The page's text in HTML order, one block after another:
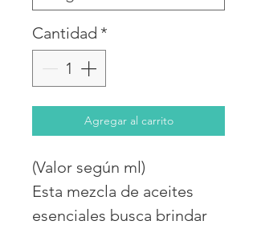
Cantidad *
Agregar al carrito
(Valor según ml)
Esta mezcla de aceites
esenciales busca brindar